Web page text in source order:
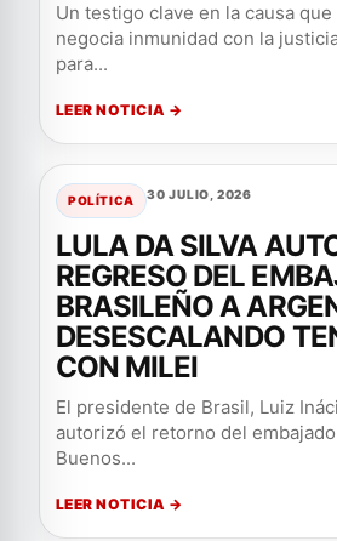
Un testigo clave en la causa
negocia inmunidad con la
para...
LEER NOTICIA →
POLÍTICA 30 JULIO, 2026
LULA DA SILVA
REGRESO DEL
BRASILEÑO A
DESESCALANDO
CON MILEI
El presidente de Brasil, Luiz
autorizó el retorno del
Buenos...
LEER NOTICIA →